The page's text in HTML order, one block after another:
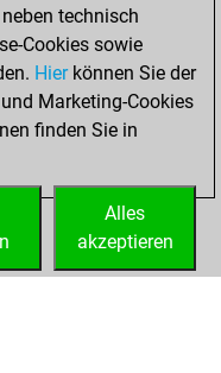
1
technisch
Cookies sowie
Hierkönnen Sie der
Marketing-Cookies
finden Sie in
Alles
akzeptieren